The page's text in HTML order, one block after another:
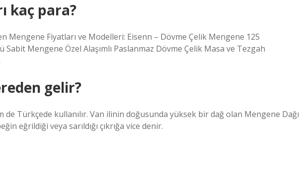
kaç para?
Mengene Fiyatları ve Modelleri: Eisenn – Dövme Çelik Mengene 125
Mengene Özel Alaşımlı Paslanmaz Dövme Çelik Masa ve Tezgah
gelir?
de Türkçede kullanılır. Van ilinin doğusunda yüksek bir dağ olan Mengene Dağı
eğrildiği veya sarıldığı çıkrığa vice denir.